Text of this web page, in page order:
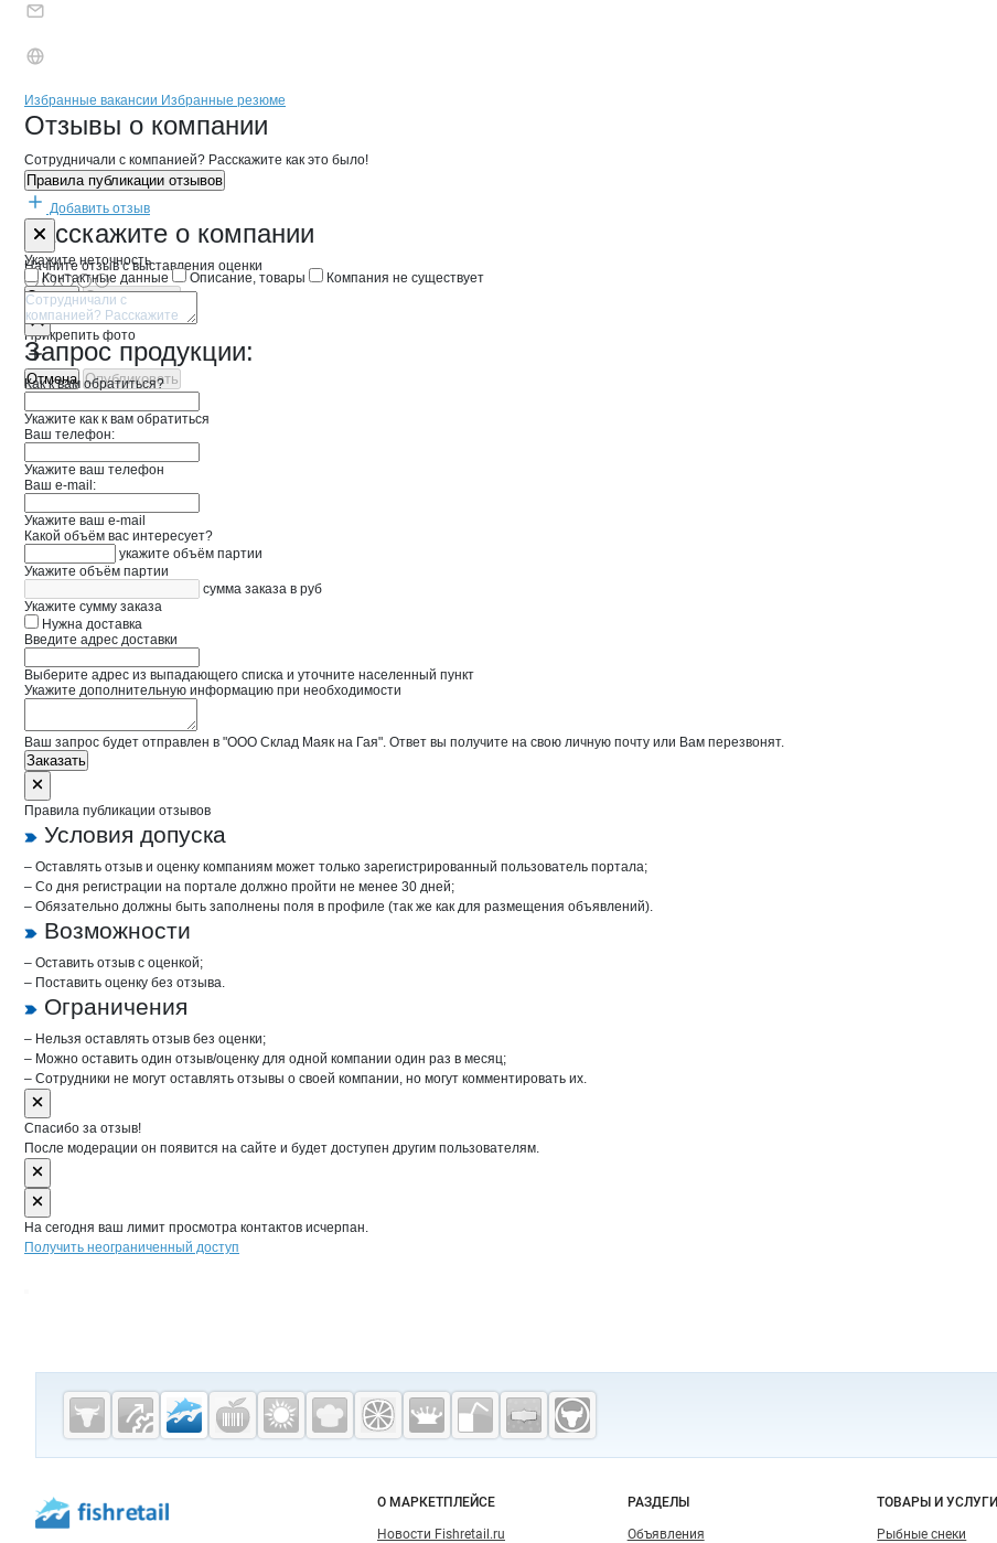
Брендыкомпани Склад Маяк на Гая
Вакансии вСклад Маяк на Гая
Избранные вакансии Избранные резюме
Новости oСклад Маяк на Гая, ООО
Отзывы о компании
Сотрудничали с компанией? Расскажите как это было!
Правила публикации отзывов
Добавить отзыв
Расскажите о компании
Начните отзыв с выставления оценки
Прикрепить фото
Отмена Опубликовать
Форма обратной связи о неточностях на странице
Укажите неточность
Контактные данные
Описание, товары Компания не существует
Отмена Опубликовать
Запрос продукции:
Как к вам обратиться?
Укажите как к вам обратиться
Ваш телефон:
Укажите ваш телефон
Ваш e-mail:
Укажите ваш e-mail
Какой объём вас интересует?
укажите объём партии
Укажите объём партии
сумма заказа в руб
Укажите сумму заказа
Нужна доставка
Введите адрес доставки
Выберите адрес из выпадающего списка и уточните населенный пункт
Укажите дополнительную информацию при необходимости
Ваш запрос будет отправлен в "ООО Склад Маяк на Гая". Ответ вы получите на свою личную почту или Вам перезвонят.
Заказать
Правила публикации отзывов
Условия допуска
– Оставлять отзыв и оценку компаниям может только зарегистрированный пользователь портала;
– Со дня регистрации на портале должно пройти не менее 30 дней;
– Обязательно должны быть заполнены поля в профиле (так же как для размещения объявлений).
Возможности
– Оставить отзыв с оценкой;
– Поставить оценку без отзыва.
Ограничения
– Нельзя оставлять отзыв без оценки;
– Можно оставить один отзыв/оценку для одной компании один раз в месяц;
– Сотрудники не могут оставлять отзывы о своей компании, но могут комментировать их.
Спасибо за отзыв!
После модерации он появится на сайте и будет доступен другим пользователям.
На сегодня ваш лимит просмотра контактов исчерпан.
Получить неограниченный доступ
Дополнительная информация
Cсылки на полезные проекты
Fishretail.ru —
рыба,
Важные разделы и контакты Навигация по сайту
О МАРКЕТПЛЕЙСЕ
Новости Fishretail.ru
РАЗДЕЛЫ
Объявления
ТОВАРЫ И УСЛУГИ
Рыбные снеки